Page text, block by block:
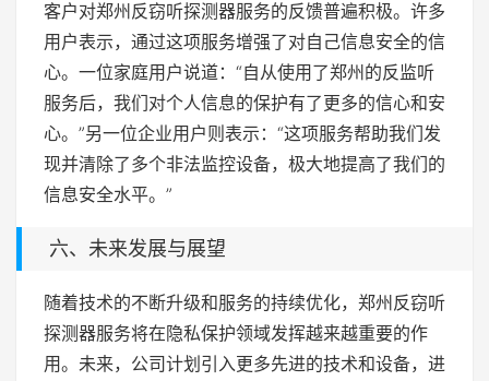
客户对郑州反窃听探测器服务的反馈普遍积极。许多
用户表示，通过这项服务增强了对自己信息安全的信
心。一位家庭用户说道：“自从使用了郑州的反监听
服务后，我们对个人信息的保护有了更多的信心和安
心。”另一位企业用户则表示：“这项服务帮助我们发
现并清除了多个非法监控设备，极大地提高了我们的
信息安全水平。”
六、未来发展与展望
随着技术的不断升级和服务的持续优化，郑州反窃听
探测器服务将在隐私保护领域发挥越来越重要的作
用。未来，公司计划引入更多先进的技术和设备，进